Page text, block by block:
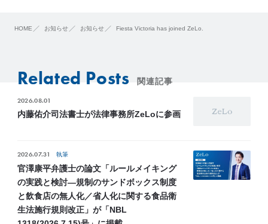
HOME お知らせ お知らせ Fiesta Victoria has joined ZeLo.
Related Posts 関連記事
2026.08.01
内藤佑介司法書士が法律事務所ZeLoに参画
2026.07.31 執筆
官澤康平弁護士の論文「ルールメイキング
の実践と検討―規制のサンドボックス制度
と飲食店の無人化／省人化に関する食品衛
生法施行規則改正」が「NBL